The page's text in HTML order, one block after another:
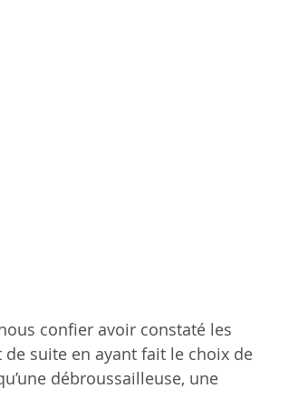
confier avoir constaté les
suite en ayant fait le choix de
débroussailleuse, une